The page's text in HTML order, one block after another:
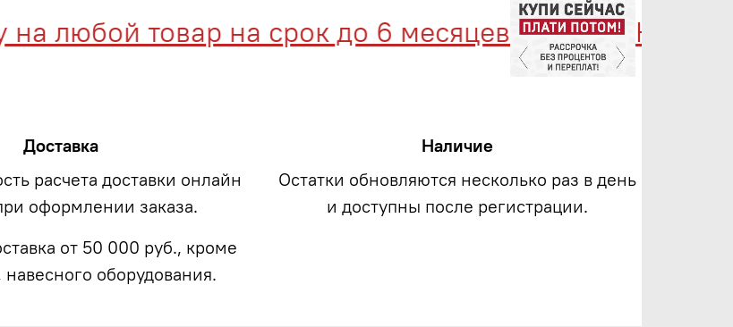
любой товар на срок до 6 месяцев Купи
Доставка
расчета доставки онлайн
оформлении заказа.
от 50 000 руб., кроме
оборудования.
Наличие
Остатки обновляются несколько раз в день
и доступны после регистрации.